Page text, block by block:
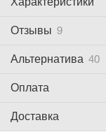
Отзывы 9
Альтернатива 40
Оплата
Доставка